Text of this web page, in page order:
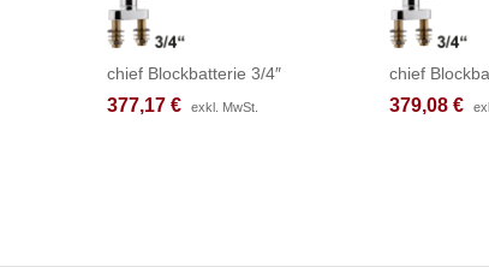
chief Blockbatterie 3/4″
377,17 € exkl. MwSt.
377,17 € exkl. MwSt.
chief
379,08 €
379,08 €